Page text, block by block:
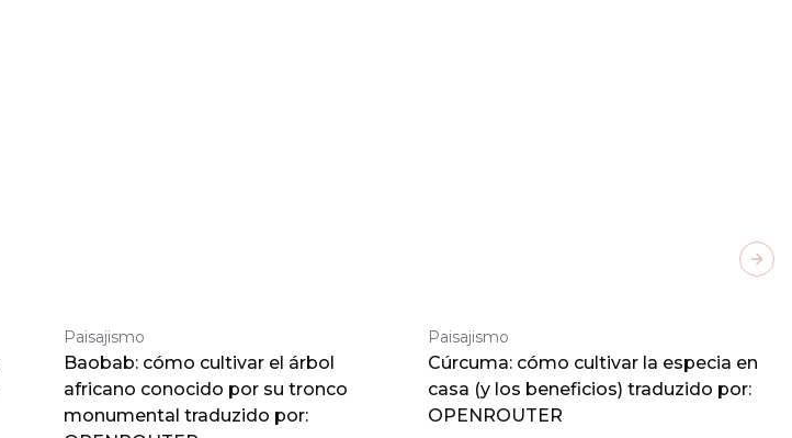
Paisajismo
Baobab: cómo cultivar el árbol
africano conocido por su tronco
monumental traduzido por:
Paisajismo
Cúrcuma: cómo cultivar la especia en
casa (y los beneficios) traduzido por:
OPENROUTER